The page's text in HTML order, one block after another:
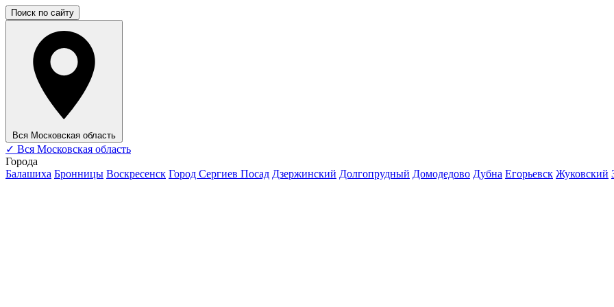
Поиск по сайту
Вся Московская область
✓ Вся Московская область
Города
Балашиха Бронницы Воскресенск Город Сергиев Посад Дзержинский Долгопрудный Домодедово Дубна Егорьевск Жуковский